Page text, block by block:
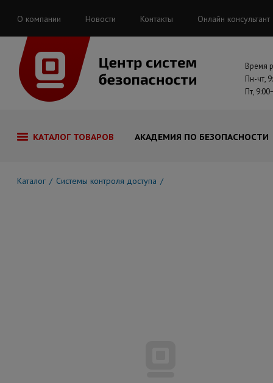
О компании Новости Контакты Онлайн консультант
Время
Пн-чт,
Пт,
КАТАЛОГ ТОВАРОВ АКАДЕМИЯ ПО БЕЗОПАСНОСТИ
Каталог Системы контроля доступа